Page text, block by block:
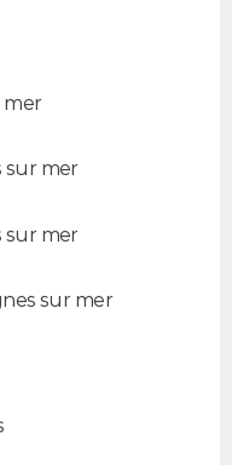
mer
sur mer
sur mer
sur mer